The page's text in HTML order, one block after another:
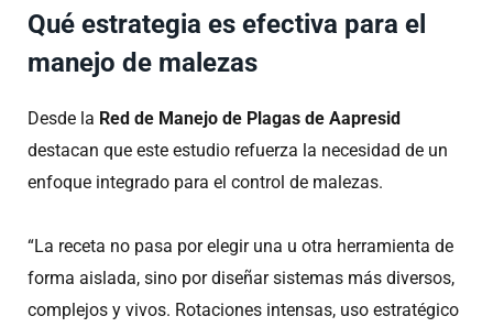
Qué estrategia es efectiva para el
manejo de malezas
Desde la Red de Manejo de Plagas de Aapresid
destacan que este estudio refuerza la necesidad de un
enfoque integrado para el control de malezas.
“La receta no pasa por elegir una u otra herramienta de
forma aislada, sino por diseñar sistemas más diversos,
complejos y vivos. Rotaciones intensas, uso estratégico